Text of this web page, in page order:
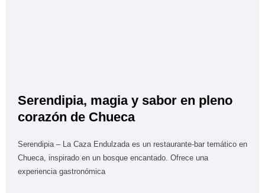
Serendipia, magia y sabor en pleno
corazón de Chueca
Serendipia – La Caza Endulzada es un restaurante-bar temático en
Chueca, inspirado en un bosque encantado. Ofrece una
experiencia gastronómica